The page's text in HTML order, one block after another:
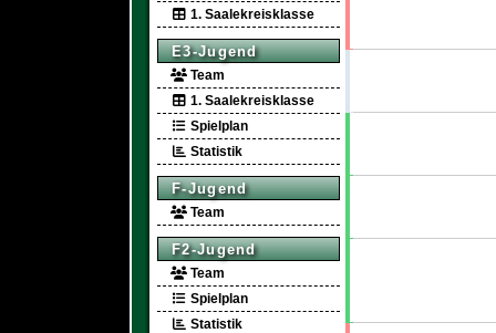
1. Saalekreisklasse
E3-Jugend
Team
1. Saalekreisklasse
Spielplan
Statistik
F-Jugend
Team
F2-Jugend
Team
Spielplan
Statistik